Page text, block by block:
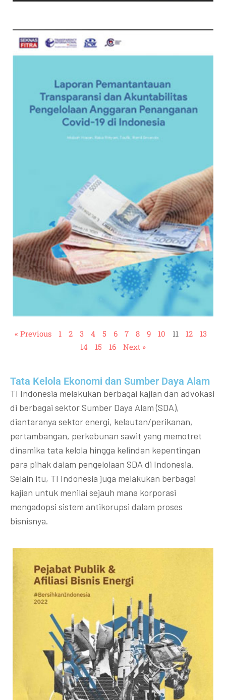
« Previous 1 2 3 4 5 6 7 8 9 10 11 12
13
14
15 16 Next »
Tata Kelola Ekonomi dan Sumber Daya Alam
TI Indonesia melakukan berbagai kajian dan advokasi
di berbagai sektor Sumber Daya Alam (SDA),
diantaranya sektor energi, kelautan/perikanan,
pertambangan, perkebunan sawit yang memotret
dinamika tata kelola hingga kelindan kepentingan
para pihak dalam pengelolaan SDA di Indonesia.
Selain itu, TI Indonesia juga melakukan berbagai
kajian untuk menilai sejauh mana korporasi
mengadopsi sistem antikorupsi dalam proses
bisnisnya.